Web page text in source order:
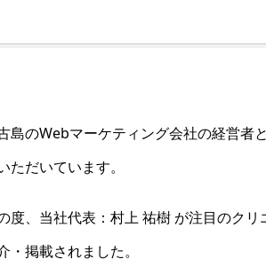
島のWebマーケティング会社の経営者
ただいています。
度、当社代表：村上 祐樹 が注目のク
・掲載されました。